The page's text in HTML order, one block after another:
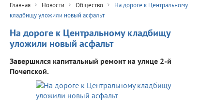
Главная Новости Общество
На дороге к Центральному
кладбищу уложили новый асфальт
На дороге к Центральному кладбищу
уложили новый асфальт
Завершился капитальный ремонт на улице 2-й
Почепской.